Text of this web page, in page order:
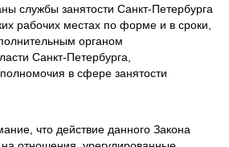
службы занятости Санкт-Петербурга
рабочих местах по форме и в сроки,
органом
Санкт-Петербурга,
в сфере занятости
что действие данного Закона